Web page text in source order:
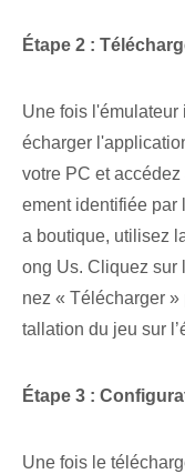
Étape 2 :
Une fois l'émulateur
écharger
votre PC et
ement identifiée par
a boutique, utilisez
ong Us. Cliquez sur
nez « Télécharger »
tallation du jeu sur
Étape 3 :
Une fois le